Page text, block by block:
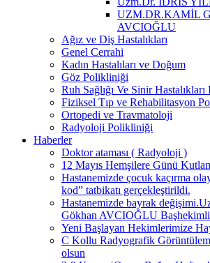
UZM.DR.KAMİL
AVCIOĞLU
Ağız ve Diş Hastalıkları
Genel Cerrahi
Kadın Hastalıları ve Doğum
Göz Polikliniği
Ruh Sağlığı Ve Sinir
Fiziksel Tıp ve Rehabilitasyon
Ortopedi ve Travmatoloji
Radyoloji Polikliniği
Haberler
Doktor ataması ( Radyoloji )
12 Mayıs Hemşilere Günü
Hastanemizde çocuk kaçırma
kod” tatbikatı gerçekleştirildi.
Hastanemizde bayrak
Gökhan AVCIOĞLU
Yeni Başlayan Hekimlerimize
C Kollu Radyografik
olsun